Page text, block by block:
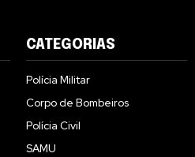
CATEGORIAS
Polícia Militar
Corpo de Bombeiros
Polícia Civil
SAMU